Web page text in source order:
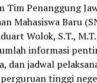
Tim Penanggung
Mahasiswa Baru
Wolok, S.T.,
informasi
dan jadwal
tinggi